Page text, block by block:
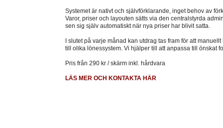
Systemet är nativt och självförklarande, inget behov av
Varor, priser och layouten sätts via den centralstyrda
sen sig själv automatiskt när nya priser har blivit satta.
I slutet på varje månad kan utdrag tas fram för att
till olika lönessystem. Vi hjälper till att anpassa till önskat
Pris från 290 kr / skärm inkl. hårdvara
LÄS MER OCH KONTAKTA HÄR